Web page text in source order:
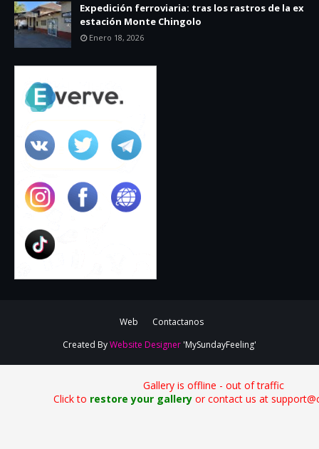
Expedición ferroviaria: tras los rastros de la ex
estación Monte Chingolo
Enero 18, 2026
Web
Contactanos
Created ByWebsite Designer 'MySundayFeeling'
Gallery is offline - out of traffic
Click to restore your galleryor contact us at